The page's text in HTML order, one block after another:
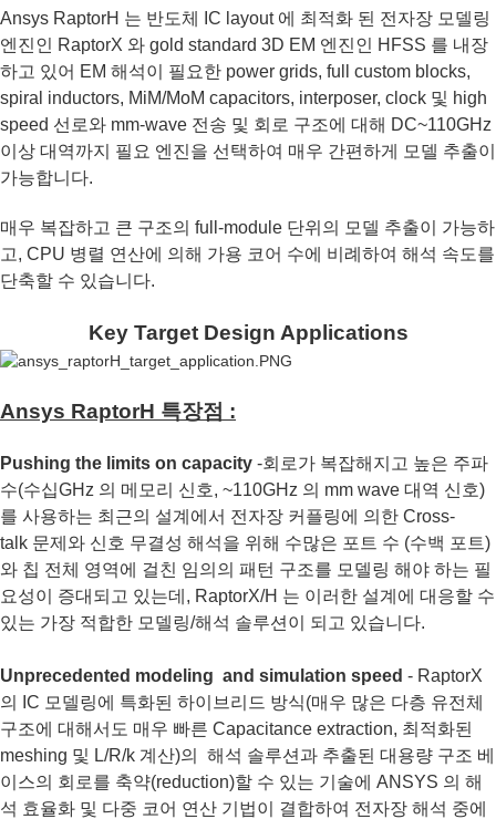
Ansys RaptorH 는 반도체 IC layout 에 최적화 된 전자장 모델링
엔진인 RaptorX 와 gold standard 3D EM 엔진인 HFSS 를 내장
하고 있어 EM 해석이 필요한 power grids, full custom blocks,
spiral inductors, MiM/MoM capacitors, interposer, clock 및 high
speed 선로와 mm-wave 전송 및 회로 구조에 대해 DC~110GHz
이상 대역까지 필요 엔진을 선택하여 매우 간편하게 모델 추출이
가능합니다.
매우 복잡하고 큰 구조의 full-module 단위의 모델 추출이 가능하
고, CPU 병렬 연산에 의해 가용 코어 수에 비례하여 해석 속도를
단축할 수 있습니다.
Key Target Design Applications
Ansys RaptorH 특장점 :
Pushing the limits on capacity -회로가 복잡해지고 높은 주파
수(수십GHz 의 메모리 신호, ~110GHz 의 mm wave 대역 신호)
를 사용하는 최근의 설계에서 전자장 커플링에 의한 Cross-
talk 문제와 신호 무결성 해석을 위해 수많은 포트 수 (수백 포트)
와 칩 전체 영역에 걸친 임의의 패턴 구조를 모델링 해야 하는 필
요성이 증대되고 있는데, RaptorX/H 는 이러한 설계에 대응할 수
있는 가장 적합한 모델링/해석 솔루션이 되고 있습니다.
Unprecedented modeling and simulation speed - RaptorX
의 IC 모델링에 특화된 하이브리드 방식(매우 많은 다층 유전체
구조에 대해서도 매우 빠른 Capacitance extraction, 최적화된
meshing 및 L/R/k 계산)의 해석 솔루션과 추출된 대용량 구조 베
이스의 회로를 축약(reduction)할 수 있는 기술에 ANSYS 의 해
석 효율화 및 다중 코어 연산 기법이 결합하여 전자장 해석 중에